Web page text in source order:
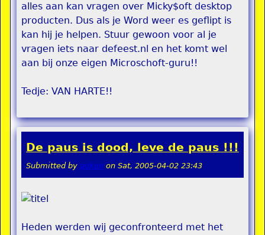
alles aan kan vragen over Micky$oft desktop
producten. Dus als je Word weer es geflipt is
kan hij je helpen. Stuur gewoon voor al je
vragen iets naar defeest.nl en het komt wel
aan bij onze eigen Microschoft-guru!!
Tedje: VAN HARTE!!
De paus is dood, leve de paus !!!
Submitted by pokon on Sat, 2005-04-02 23:43
Heden werden wij geconfronteerd met het